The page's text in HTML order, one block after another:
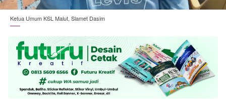
Ketua Umum KSL Malut, Slamet Dasim